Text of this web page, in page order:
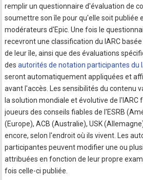
remplir un questionnaire d'évaluation de
soumettre son île pour qu'elle soit publiée
modérateurs d'Epic. Une fois le
recevront une classification du IARC
de leur île, ainsi que des évaluations
desautorités de notation participantes du
seront automatiquement appliquées et
avant l'accès. Les sensibilités du contenu
la solution mondiale et évolutive de
joueurs des conseils fiables de l'ESRB
(Europe), ACB (Australie), USK
encore, selon l'endroit où ils vivent. Les
participantes peuvent modifier une ou
attribuées en fonction de leur propre
fois celle-ci publiée.